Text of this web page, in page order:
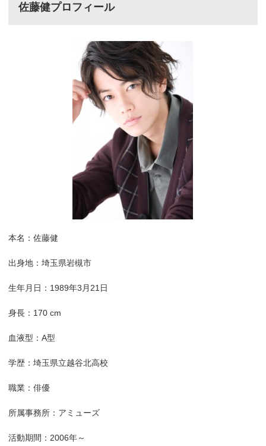
佐藤健プロフィール
本名：佐藤健
出身地：埼玉県岩槻市
生年月日：1989年3月21日
身長：170 cm
血液型：A型
学歴：埼玉県立越谷北高校
職業：俳優
所属事務所：アミューズ
活動期間：2006年～